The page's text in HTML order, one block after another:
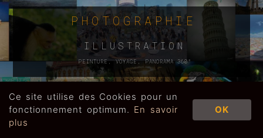
PHOTOGRAPHIE
ILLUSTRATION
PEINTURE, VOYAGE, PANORAMA 360°
COPYRIGHT JACQUES ROCHET |
Ce site utilise des Cookies pour un
fonctionnement optimum. En savoir
plus
OK